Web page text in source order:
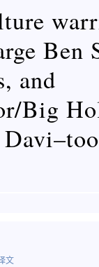
Ben
and
Big
文